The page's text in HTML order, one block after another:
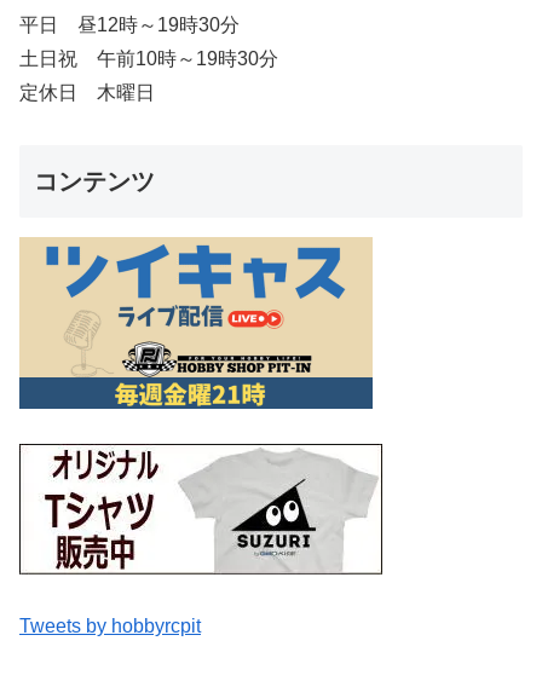
平日 昼12時～19時30分
土日祝 午前10時～19時30分
定休日 木曜日
コンテンツ
Tweets by hobbyrcpit